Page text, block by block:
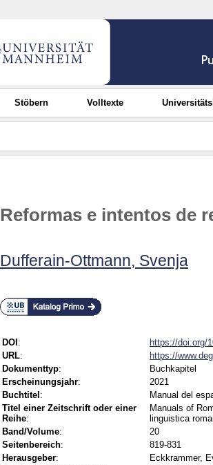
Stöbern Volltexte
Reformas e intentos de
Dufferain-Ottmann, Svenja
DOI :
https://doi.org/
URL:
https://
Dokumenttyp:
Buchkapitel
Erscheinungsjahr:
2021
Buchtitel :
Manual del
Titel einer Zeitschrift oder einer
Reihe:
Manuals of
linguistica
Band/Volume:
20
Seitenbereich:
819-831
Herausgeber:
Eckkrammer,